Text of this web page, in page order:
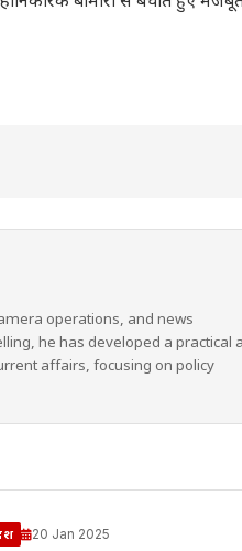
operations, and news
he has developed a practical
affairs, focusing on policy
20 Jan 2025